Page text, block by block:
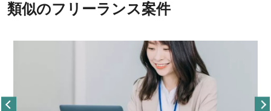
類似のフリーランス案件